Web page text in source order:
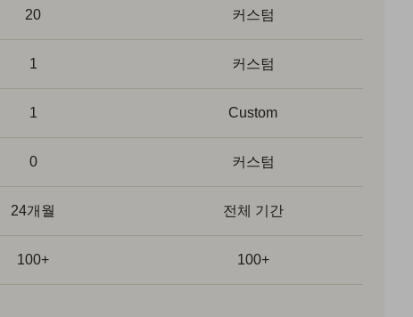
20 커스텀
1 커스텀
1 Custom
0 커스텀
24개월 전체 기간
100+ 100+